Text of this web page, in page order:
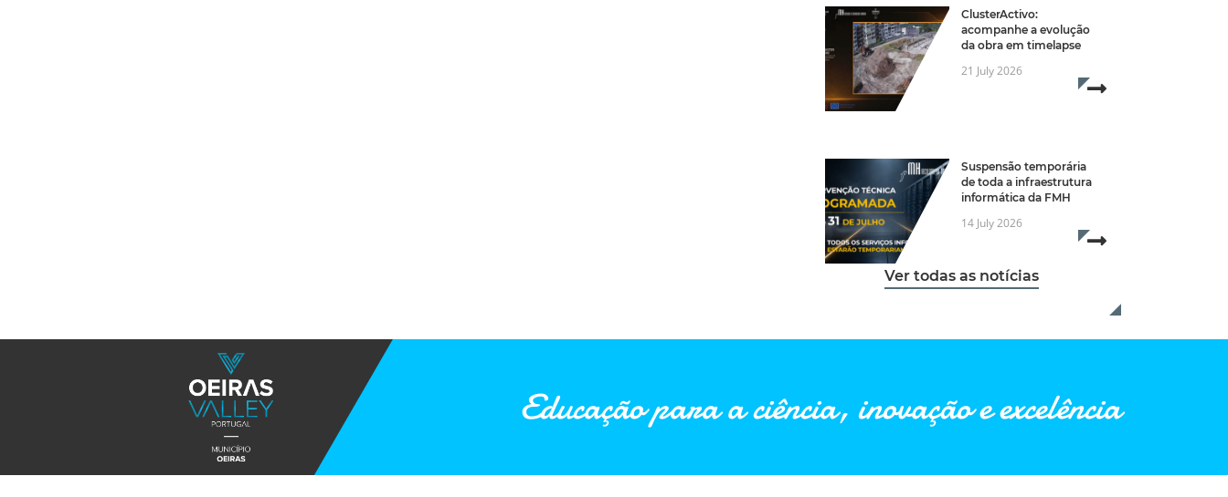
ClusterActivo:
acompanhe a evolução
da obra em timelapse
21 July 2026
Read more...
Suspensão temporária
de toda a infraestrutura
informática da FMH
14 July 2026
Read more...
Ver todas as notícias
Educação para a ciência, inovação e excelência